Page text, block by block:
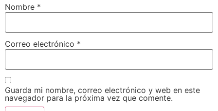
Nombre *
Correo electrónico *
Guarda mi nombre, correo electrónico y web en este
navegador para la próxima vez que comente.